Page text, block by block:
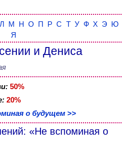
Л М Н О П Р С Т У Ф Х Э Ю
Я
и Дениса
50%
20%
о будущем >>
«Не вспоминая о